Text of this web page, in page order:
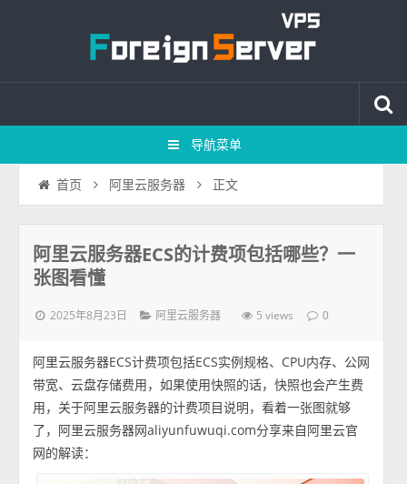
导航菜单
首页 阿里云服务器 正文
阿里云服务器ECS的计费项包括哪些？一
张图看懂
2025年8月23日 阿里云服务器 5 views 0
阿里云服务器ECS计费项包括ECS实例规格、CPU内存、公网
带宽、云盘存储费用，如果使用快照的话，快照也会产生费
用，关于阿里云服务器的计费项目说明，看着一张图就够
了，阿里云服务器网aliyunfuwuqi.com分享来自阿里云官
网的解读：